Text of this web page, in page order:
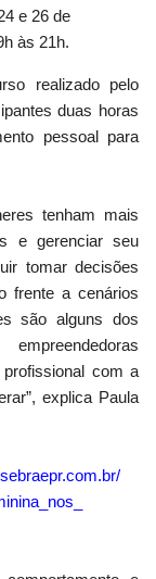
e 26 de
às 21h.
realizado pelo
duas horas
pessoal para
tenham mais
e gerenciar seu
tomar decisões
frente a cenários
são alguns dos
com a
explica Paula